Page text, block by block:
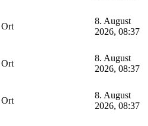
8. August
2026, 08:37
8. August
2026, 08:37
8. August
2026, 08:37